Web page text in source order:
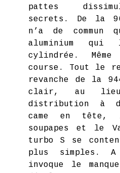
pattes
secrets. De la
n’a de
aluminium
cylindrée. Même
course. Tout le
revanche de la
clair, au
distribution à
came en tête,
soupapes et le
turbo S se
plus simples. A
invoque le